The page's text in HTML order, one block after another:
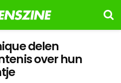
delen
over hun